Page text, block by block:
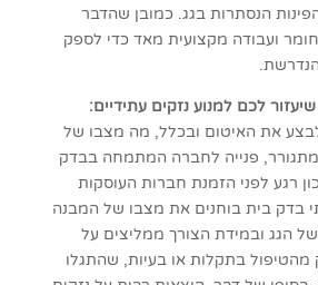
הנסתרות בגג. כמובן שהדבר
ועבודה מקצועית מאד כדי לספק
לכם למנוע נזקים עתידיים:
את האיטום ובכלל, מה מצבו של
פנייה לחברה המתמחה בבדק
רגע לפני הזמנת חברות העוסקות
בדק בית בוחנים את מצבו של המבנה
הגג ובמידת הצורך ממליצים על
מהטיפול בתקלות או בעיות, שהתגלו